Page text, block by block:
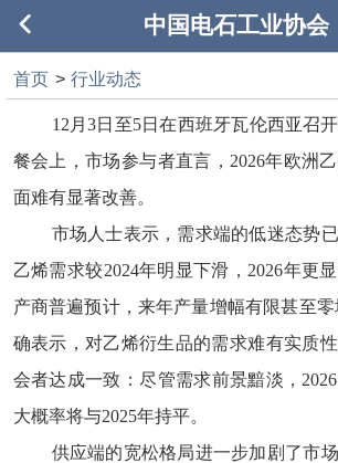
中国电石工业协会
首页 > 行业动态
12月3日至5日在西班牙瓦伦西亚召
餐会上，市场参与者直言，2026年欧洲
面难有显著改善。
市场人士表示，需求端的低迷态势已
乙烯需求较2024年明显下滑，2026年更
产商普遍预计，来年产量增幅有限甚至
确表示，对乙烯衍生品的需求难有实质
会者达成一致：尽管需求前景黯淡，
大概率将与2025年持平。
供应端的宽松格局进一步加剧了市场